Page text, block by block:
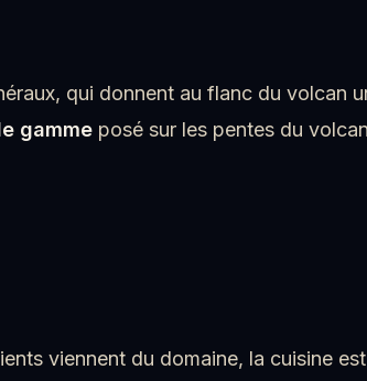
qui donnent au flanc du volcan
gamme posé sur les pentes du
viennent du domaine, la cuisine est